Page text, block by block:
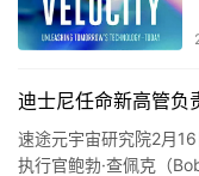
迪士尼任命新高管负
速途元宇宙研究院2月
执行官鲍勃·查佩克（